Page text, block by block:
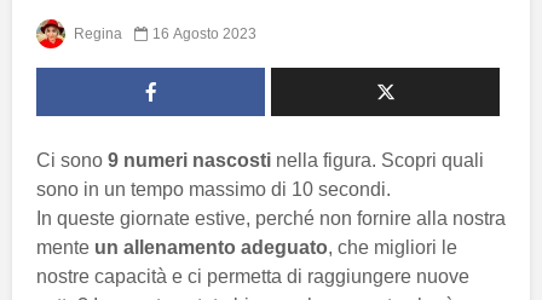
Regina 16 Agosto 2023
Ci sono 9 numeri nascosti nella figura. Scopri quali
sono in un tempo massimo di 10 secondi.
In queste giornate estive, perché non fornire alla nostra
mente un allenamento adeguato, che migliori le
nostre capacità e ci permetta di raggiungere nuove